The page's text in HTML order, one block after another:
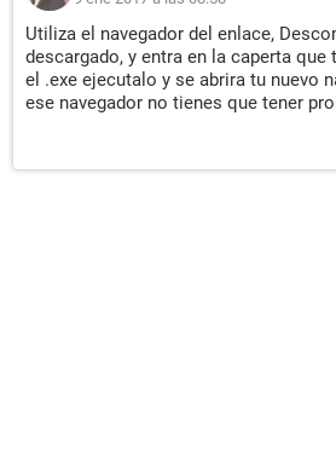
Utiliza el navegador del enlace,
descargado, y entra en la caperta que
el .exe ejecutalo y se abrira tu nuevo
ese navegador no tienes que tener